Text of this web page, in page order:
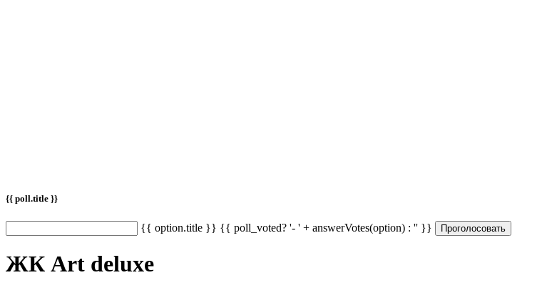
{{ poll.title }}
{{ option.title }} {{ poll_voted? '- ' + answerVotes(option) : '' }} Проголосовать
ЖК Art deluxe